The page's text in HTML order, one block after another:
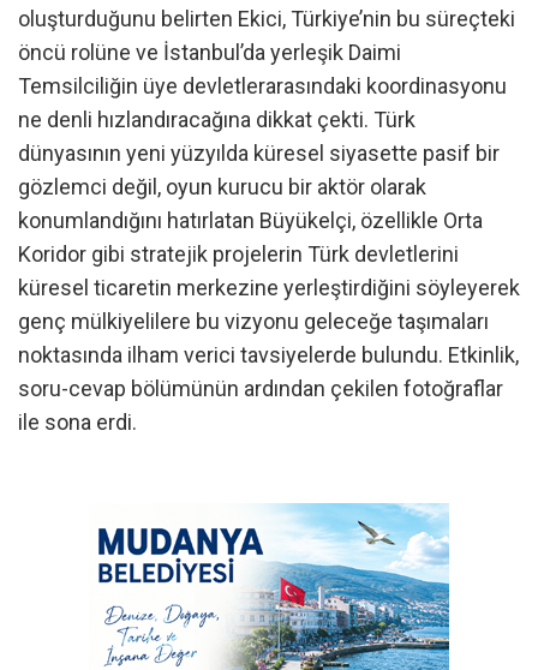
oluşturduğunu belirten Ekici, Türkiye’nin bu süreçteki
öncü rolüne ve İstanbul’da yerleşik Daimi
Temsilciliğin üye devletlerarasındaki koordinasyonu
ne denli hızlandıracağına dikkat çekti. Türk
dünyasının yeni yüzyılda küresel siyasette pasif bir
gözlemci değil, oyun kurucu bir aktör olarak
konumlandığını hatırlatan Büyükelçi, özellikle Orta
Koridor gibi stratejik projelerin Türk devletlerini
küresel ticaretin merkezine yerleştirdiğini söyleyerek
genç mülkiyelilere bu vizyonu geleceğe taşımaları
noktasında ilham verici tavsiyelerde bulundu. Etkinlik,
soru-cevap bölümünün ardından çekilen fotoğraflar
ile sona erdi.